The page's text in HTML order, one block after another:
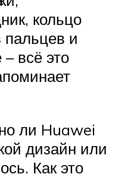
кольцо
пальцев и
всё это
ли Huawei
дизайн или
Как это